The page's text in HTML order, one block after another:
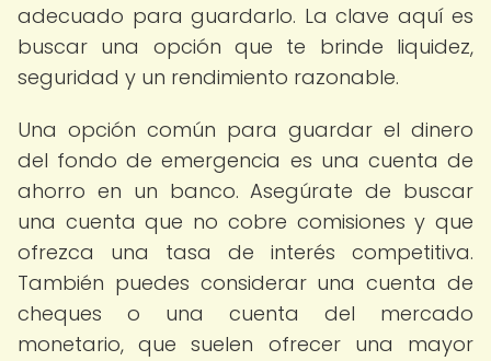
adecuado para guardarlo. La clave aquí es
buscar una opción que te brinde liquidez,
seguridad y un rendimiento razonable.
Una opción común para guardar el dinero
del fondo de emergencia es una cuenta de
ahorro en un banco. Asegúrate de buscar
una cuenta que no cobre comisiones y que
ofrezca una tasa de interés competitiva.
También puedes considerar una cuenta de
cheques o una cuenta del mercado
monetario, que suelen ofrecer una mayor